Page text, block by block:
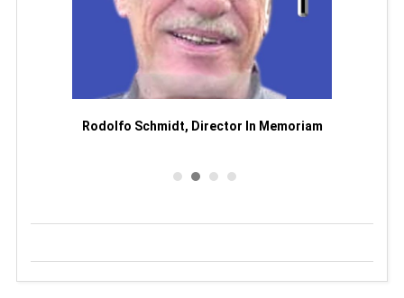
Rodolfo Schmidt, Director In Memoriam